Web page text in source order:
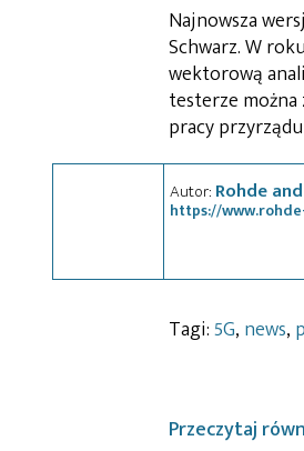
Najnowsza
Schwarz. W
wektorową
testerze można
pracy przyrządu
Autor: Rohde
https://
Tagi:5G, news,
Przeczytaj